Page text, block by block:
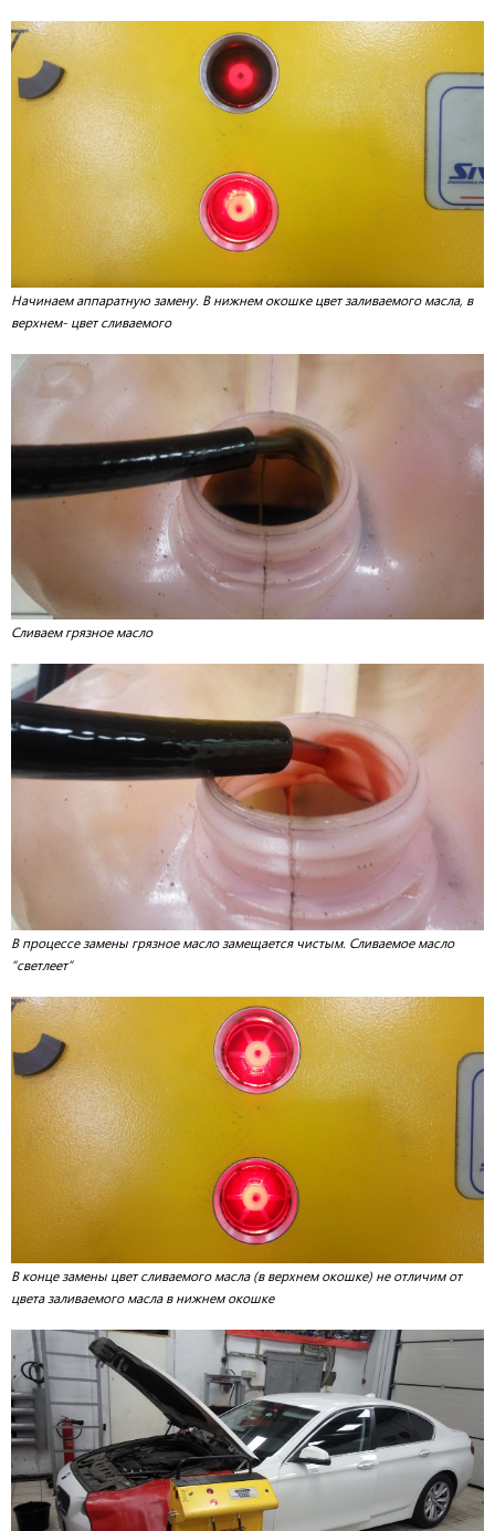
Начинаем аппаратную замену. В нижнем окошке цвет заливаемого масла, в
верхнем- цвет сливаемого
Сливаем грязное масло
В процессе замены грязное масло замещается чистым. Сливаемое масло
“светлеет”
В конце замены цвет сливаемого масла (в верхнем окошке) не отличим от
цвета заливаемого масла в нижнем окошке